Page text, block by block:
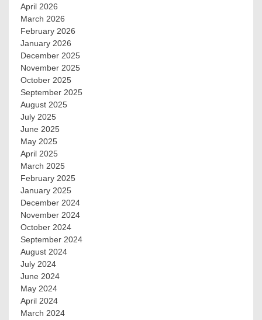
April 2026
March 2026
February 2026
January 2026
December 2025
November 2025
October 2025
September 2025
August 2025
July 2025
June 2025
May 2025
April 2025
March 2025
February 2025
January 2025
December 2024
November 2024
October 2024
September 2024
August 2024
July 2024
June 2024
May 2024
April 2024
March 2024